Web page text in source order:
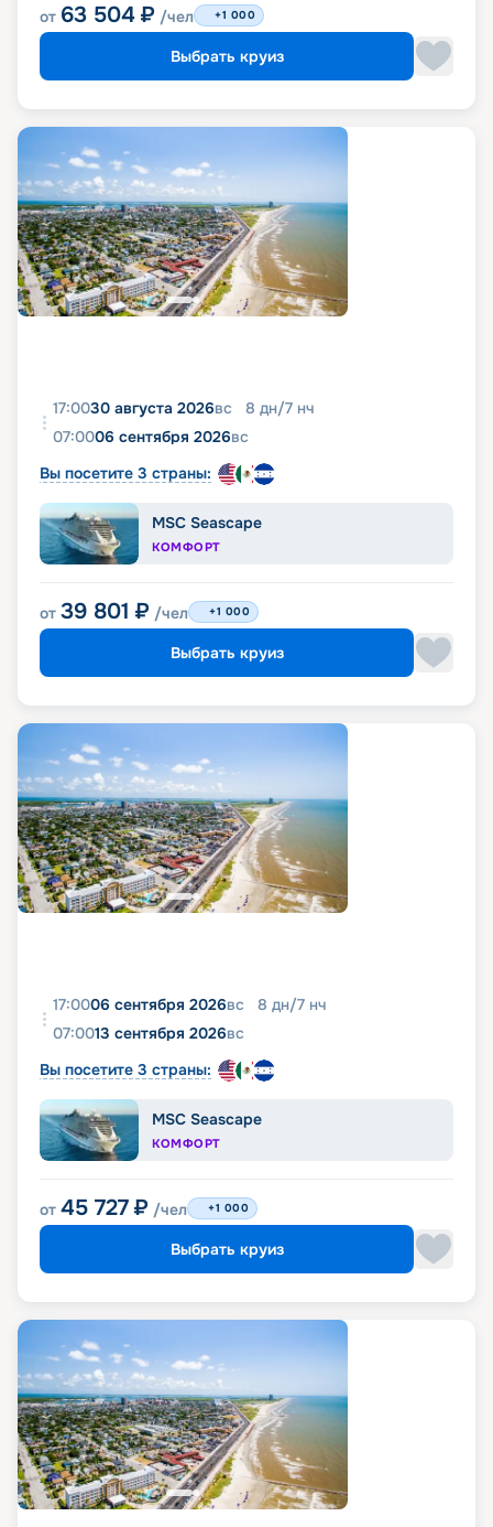
от 63 504 ₽ /чел +1 000
Выбрать круиз
17:0030 августа 2026вс 8 дн/7 нч
07:0006 сентября 2026вс
Вы посетите 3 страны:
MSC Seascape
КОМФОРТ
от 39 801 ₽ /чел +1 000
Выбрать круиз
17:0006 сентября 2026вс 8 дн/7 нч
07:0013 сентября 2026вс
Вы посетите 3 страны:
MSC Seascape
КОМФОРТ
от 45 727 ₽ /чел +1 000
Выбрать круиз